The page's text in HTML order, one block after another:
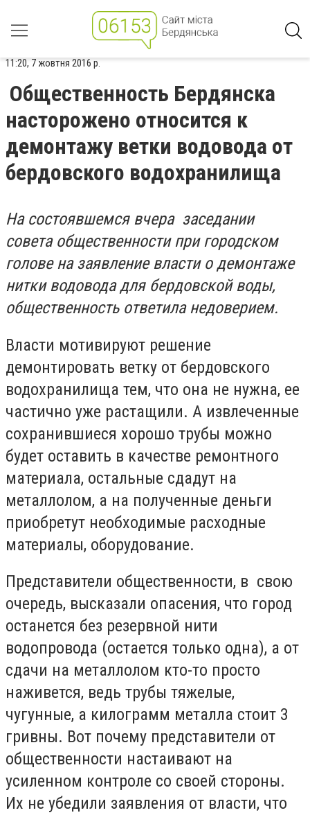
11:20, 7 жовтня 2016 р.
Общественность Бердянска
насторожено относится к
демонтажу ветки водовода от
бердовского водохранилища
На состоявшемся вчера заседании
совета общественности при городском
голове на заявление власти о демонтаже
нитки водовода для бердовской воды,
общественность ответила недоверием.
Власти мотивируют решение
демонтировать ветку от бердовского
водохранилища тем, что она не нужна, ее
частично уже растащили. А извлеченные
сохранившиеся хорошо трубы можно
будет оставить в качестве ремонтного
материала, остальные сдадут на
металлолом, а на полученные деньги
приобретут необходимые расходные
материалы, оборудование.
Представители общественности, в свою
очередь, высказали опасения, что город
останется без резервной нити
водопровода (остается только одна), а от
сдачи на металлолом кто-то просто
наживется, ведь трубы тяжелые,
чугунные, а килограмм металла стоит 3
гривны. Вот почему представители от
общественности настаивают на
усиленном контроле со своей стороны.
Их не убедили заявления от власти, что